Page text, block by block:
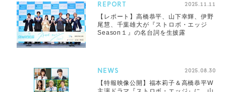
REPORT 2025.11.11
【レポート】高橋恭平、山下幸輝、伊野
尾慧、千葉雄大が『ストロボ・エッジ
Season１』の名台詞を生披露
NEWS 2025.08.30
【特報映像公開】福本莉子＆高橋恭平W